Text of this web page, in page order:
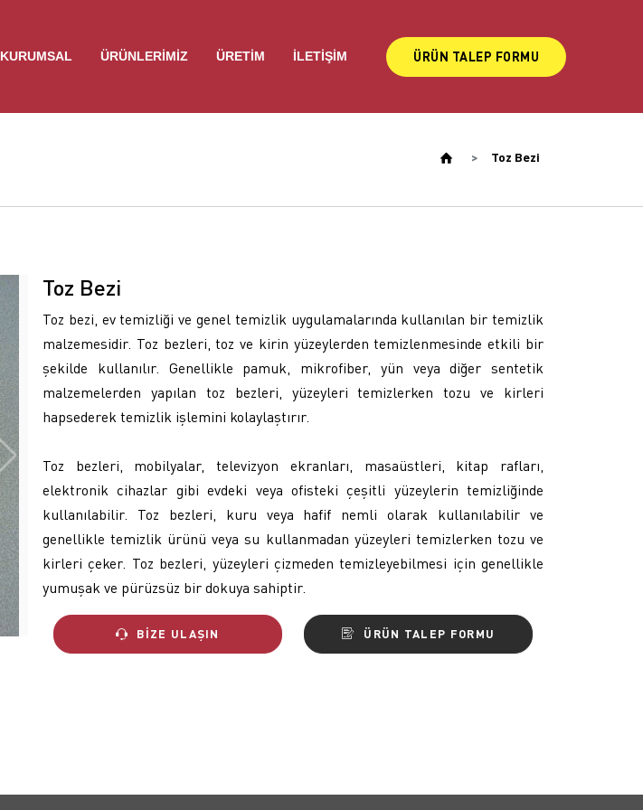
KURUMSAL ÜRÜNLERIMIZ ÜRETIM İLETIŞIM ÜRÜN TALEP FORMU
Toz Bezi
Toz Bezi
Toz bezi, ev temizliği ve genel temizlik uygulamalarında kullanılan bir temizlik
malzemesidir. Toz bezleri, toz ve kirin yüzeylerden temizlenmesinde etkili bir
şekilde kullanılır. Genellikle pamuk, mikrofiber, yün veya diğer sentetik
malzemelerden yapılan toz bezleri, yüzeyleri temizlerken tozu ve kirleri
hapsederek temizlik işlemini kolaylaştırır.
Toz bezleri, mobilyalar, televizyon ekranları, masaüstleri, kitap rafları,
elektronik cihazlar gibi evdeki veya ofisteki çeşitli yüzeylerin temizliğinde
kullanılabilir. Toz bezleri, kuru veya hafif nemli olarak kullanılabilir ve
genellikle temizlik ürünü veya su kullanmadan yüzeyleri temizlerken tozu ve
kirleri çeker. Toz bezleri, yüzeyleri çizmeden temizleyebilmesi için genellikle
yumuşak ve pürüzsüz bir dokuya sahiptir.
BIZE ULAŞIN ÜRÜN TALEP FORMU